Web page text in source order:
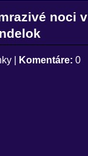
noci v
Komentáre: 0